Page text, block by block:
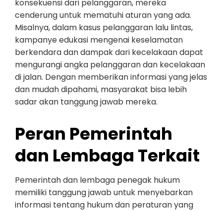
konsekuensi dari pelanggaran, mereka
cenderung untuk mematuhi aturan yang ada.
Misalnya, dalam kasus pelanggaran lalu lintas,
kampanye edukasi mengenai keselamatan
berkendara dan dampak dari kecelakaan dapat
mengurangi angka pelanggaran dan kecelakaan
di jalan. Dengan memberikan informasi yang jelas
dan mudah dipahami, masyarakat bisa lebih
sadar akan tanggung jawab mereka.
Peran Pemerintah
dan Lembaga Terkait
Pemerintah dan lembaga penegak hukum
memiliki tanggung jawab untuk menyebarkan
informasi tentang hukum dan peraturan yang